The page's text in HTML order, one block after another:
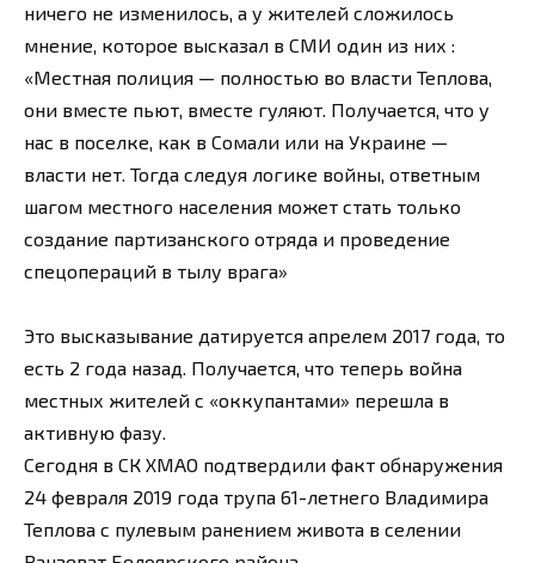
ничего не изменилось, а у жителей сложилось
мнение, которое высказал в СМИ один из них :
«Местная полиция — полностью во власти Теплова,
они вместе пьют, вместе гуляют. Получается, что у
нас в поселке, как в Сомали или на Украине —
власти нет. Тогда следуя логике войны, ответным
шагом местного населения может стать только
создание партизанского отряда и проведение
спецопераций в тылу врага»
Это высказывание датируется апрелем 2017 года, то
есть 2 года назад. Получается, что теперь война
местных жителей с «оккупантами» перешла в
активную фазу.
Сегодня в СК ХМАО подтвердили факт обнаружения
24 февраля 2019 года трупа 61-летнего Владимира
Теплова с пулевым ранением живота в селении